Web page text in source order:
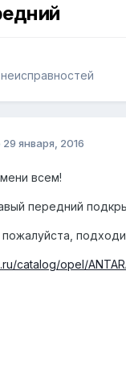
29 января, 2016
всем!
передний
catalog/opel/